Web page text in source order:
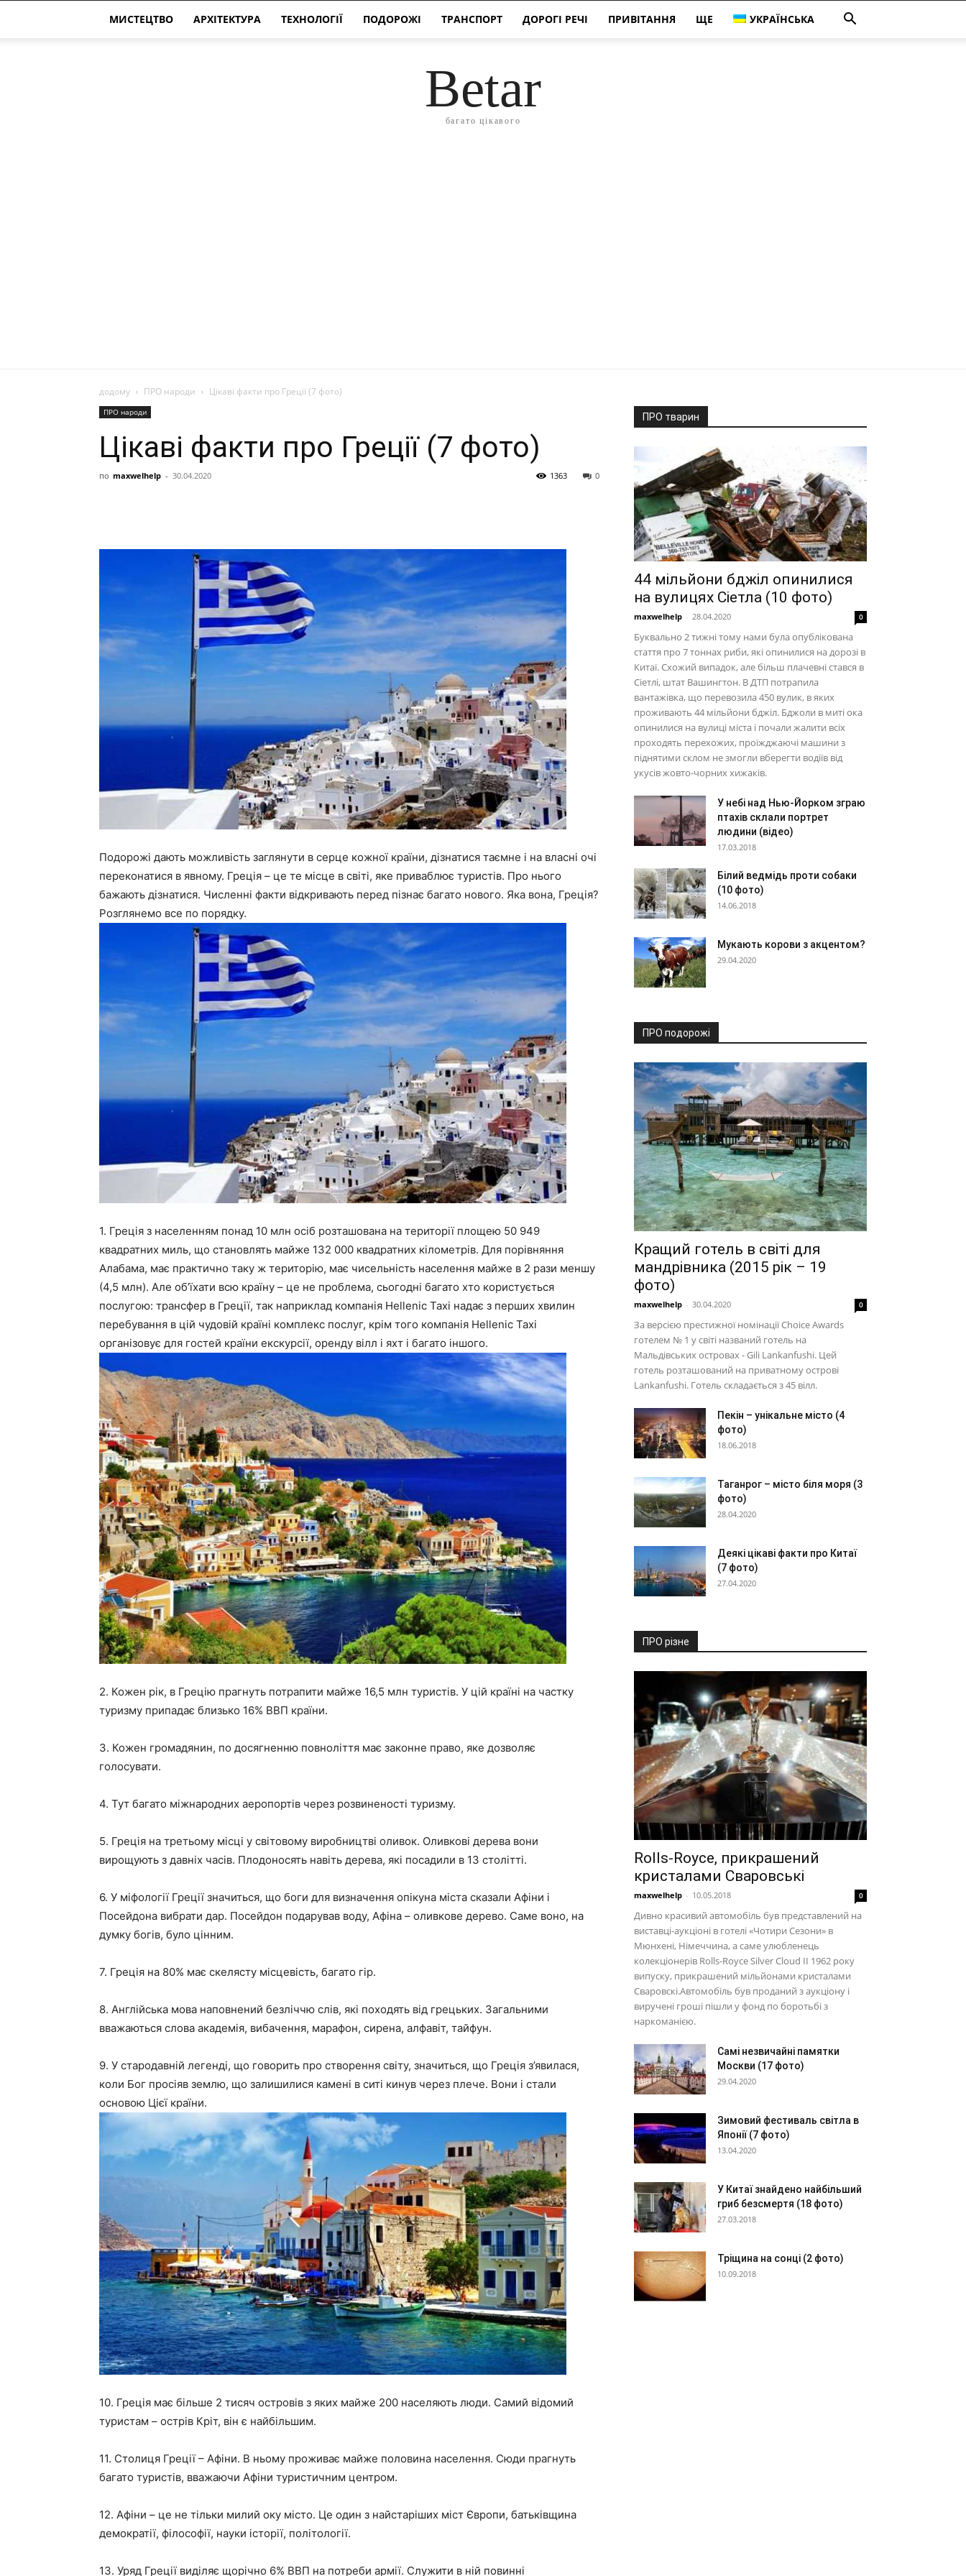
МИСТЕЦТВО АРХІТЕКТУРА ТЕХНОЛОГІЇ ПОДОРОЖІ ТРАНСПОРТ ДОРОГІ РЕЧІ ПРИВІТАННЯ ЩЕ УКРАЇНСЬКА
Betar
багато цікавого
додому ПРО народи Цікаві факти про Греції (7 фото)
ПРО народи
Цікаві факти про Греції (7 фото)
по maxwelhelp - 30.04.2020 0
1363
Подорожі дають можливість заглянути в серце кожної країни, дізнатися таємне і на власні очі
переконатися в явному. Греція – це те місце в світі, яке приваблює туристів. Про нього
бажають дізнатися. Численні факти відкривають перед пізнає багато нового. Яка вона, Греція?
Розглянемо все по порядку.
1. Греція з населенням понад 10 млн осіб розташована на території площею 50 949
квадратних миль, що становлять майже 132 000 квадратних кілометрів. Для порівняння
Алабама, має практично таку ж територію, має чисельність населення майже в 2 рази меншу
(4,5 млн). Але об’їхати всю країну – це не проблема, сьогодні багато хто користується
послугою: трансфер в Греції, так наприклад компанія Hellenic Taxi надає з перших хвилин
перебування в цій чудовій країні комплекс послуг, крім того компанія Hellenic Taxi
організовує для гостей країни екскурсії, оренду вілл і яхт і багато іншого.
2. Кожен рік, в Грецію прагнуть потрапити майже 16,5 млн туристів. У цій країні на частку
туризму припадає близько 16% ВВП країни.
3. Кожен громадянин, по досягненню повноліття має законне право, яке дозволяє
голосувати.
4. Тут багато міжнародних аеропортів через розвиненості туризму.
5. Греція на третьому місці у світовому виробництві оливок. Оливкові дерева вони
вирощують з давніх часів. Плодоносять навіть дерева, які посадили в 13 столітті.
6. У міфології Греції значиться, що боги для визначення опікуна міста сказали Афіни і
Посейдона вибрати дар. Посейдон подарував воду, Афіна – оливкове дерево. Саме воно, на
думку богів, було цінним.
7. Греція на 80% має скелясту місцевість, багато гір.
8. Англійська мова наповнений безліччю слів, які походять від грецьких. Загальними
вважаються слова академія, вибачення, марафон, сирена, алфавіт, тайфун.
9. У стародавній легенді, що говорить про створення світу, значиться, що Греція з’явилася,
коли Бог просіяв землю, що залишилися камені в ситі кинув через плече. Вони і стали
основою Цієї країни.
10. Греція має більше 2 тисяч островів з яких майже 200 населяють люди. Самий відомий
туристам – острів Кріт, він є найбільшим.
11. Столиця Греції – Афіни. В ньому проживає майже половина населення. Сюди прагнуть
багато туристів, вважаючи Афіни туристичним центром.
12. Афіни – це не тільки милий оку місто. Це один з найстаріших міст Європи, батьківщина
демократії, філософії, науки історії, політології.
13. Уряд Греції виділяє щорічно 6% ВВП на потреби армії. Служити в ній повинні
ПРО тварин
44 мільйони бджіл опинилися
на вулицях Сіетла (10 фото)
maxwelhelp - 28.04.2020 0
Буквально 2 тижні тому нами була опублікована
стаття про 7 тоннах риби, які опинилися на дорозі в
Китаї. Схожий випадок, але більш плачевні стався в
Сіетлі, штат Вашингтон. В ДТП потрапила
вантажівка, що перевозила 450 вулик, в яких
проживають 44 мільйони бджіл. Бджоли в миті ока
опинилися на вулиці міста і почали жалити всіх
проходять перехожих, проїжджаючі машини з
піднятими склом не змогли вберегти водіїв від
укусів жовто-чорних хижаків.
У небі над Нью-Йорком зграю
птахів склали портрет
людини (відео)
17.03.2018
Білий ведмідь проти собаки
(10 фото)
14.06.2018
Мукають корови з акцентом?
29.04.2020
ПРО подорожі
Кращий готель в світі для
мандрівника (2015 рік – 19
фото)
maxwelhelp - 30.04.2020 0
За версією престижної номінації Choice Awards
готелем № 1 у світі названий готель на
Мальдівських островах - Gili Lankanfushi. Цей
готель розташований на приватному острові
Lankanfushi. Готель складається з 45 вілл.
Пекін – унікальне місто (4
фото)
18.06.2018
Таганрог – місто біля моря (3
фото)
28.04.2020
Деякі цікаві факти про Китаї
(7 фото)
27.04.2020
ПРО різне
Rolls-Royce, прикрашений
кристалами Сваровські
maxwelhelp - 10.05.2018 0
Дивно красивий автомобіль був представлений на
виставці-аукціоні в готелі «Чотири Сезони» в
Мюнхені, Німеччина, а саме улюбленець
колекціонерів Rolls-Royce Silver Cloud II 1962 року
випуску, прикрашений мільйонами кристалами
Сваровскі.Автомобіль був проданий з аукціону і
виручені гроші пішли у фонд по боротьбі з
наркоманією.
Самі незвичайні памятки
Москви (17 фото)
29.04.2020
Зимовий фестиваль світла в
Японії (7 фото)
13.04.2020
У Китаї знайдено найбільший
гриб безсмертя (18 фото)
27.03.2018
Тріщина на сонці (2 фото)
10.09.2018